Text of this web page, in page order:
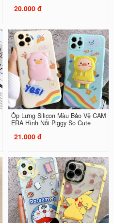
20.000 đ
Ốp Lưng Silicon Màu Bảo Vệ CAM
ERA Hình Nổi Piggy So Cute
21.000 đ